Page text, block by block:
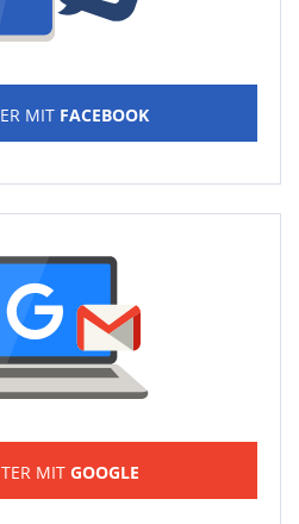
MIT FACEBOOK
MIT GOOGLE